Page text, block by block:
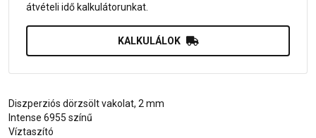
átvételi idő kalkulátorunkat.
KALKULÁLOK
Diszperziós dörzsölt vakolat, 2 mm
Intense 6955 színű
Víztaszító